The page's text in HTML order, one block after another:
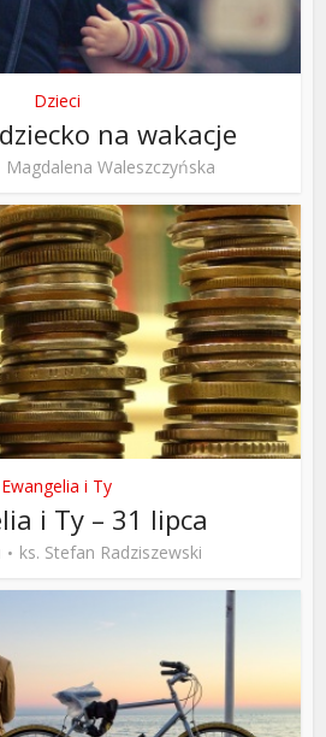
Dzieci
na wakacje
Magdalena Waleszczyńska
Ewangelia i Ty
i Ty – 31 lipca
ks. Stefan Radziszewski